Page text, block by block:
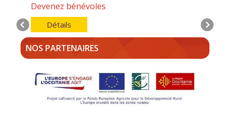
Devenez bénévoles
Détails
NOS PARTENAIRES